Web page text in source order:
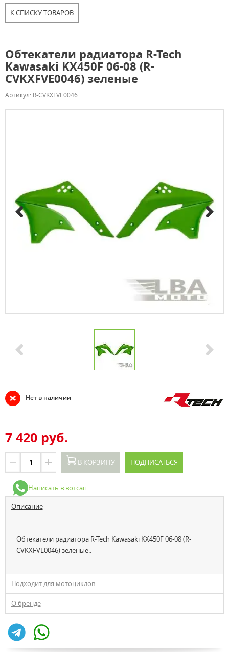
К СПИСКУ ТОВАРОВ
Обтекатели радиатора R-Tech
Kawasaki KX450F 06-08 (R-
CVKXFVE0046) зеленые
Артикул: R-CVKXFVE0046
Нет в наличии
7 420 руб.
В КОРЗИНУ ПОДПИСАТЬСЯ
Написать в вотсап
Описание
Обтекатели радиатора R-Tech Kawasaki KX450F 06-08 (R-
CVKXFVE0046) зеленые..
Подходит для мотоциклов
О бренде